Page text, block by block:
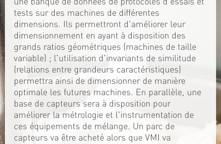
tests sur des machines de différentes
dimensions. Ils permettront d'améliorer leur
dimensionnement en ayant à disposition des
grands ratios géométriques (machines de taille
variable) ; l'utilisation d'invariants de similitude
(relations entre grandeurs caractéristiques)
permettra ainsi de dimensionner de manière
optimale les futures machines. En parallèle, une
base de capteurs sera à disposition pour
améliorer la métrologie et l'instrumentation de
ces équipements de mélange. Un parc de
capteurs va être acheté alors que VMI va